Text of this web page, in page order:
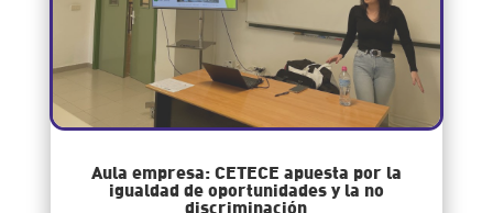
Aula empresa: CETECE apuesta por la
igualdad de oportunidades y la no
discriminación